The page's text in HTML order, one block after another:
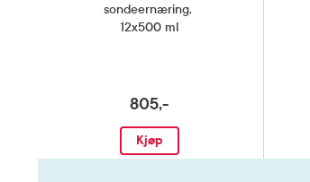
sondeernæring,
12x500 ml
805,-
Kjøp